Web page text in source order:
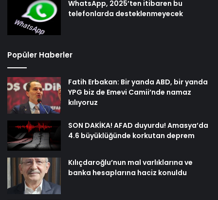
WhatsApp, 2025’ten itibaren bu
telefonlarda desteklenmeyecek
Popüler Haberler
Fatih Erbakan: Bir yanda ABD, bir yanda
YPG biz de Emevi Camii’nde namaz
kılıyoruz
SON DAKİKA! AFAD duyurdu! Amasya’da
4.6 büyüklüğünde korkutan deprem
Kılıçdaroğlu’nun mal varlıklarına ve
banka hesaplarına haciz konuldu